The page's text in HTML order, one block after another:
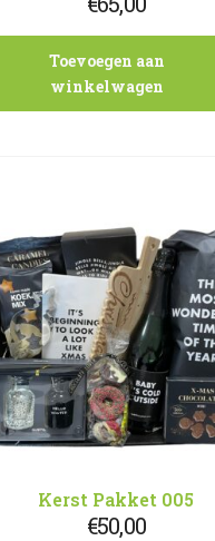
Toevoegen aan
winkelwagen
Kerst Pakket 005
€50,00